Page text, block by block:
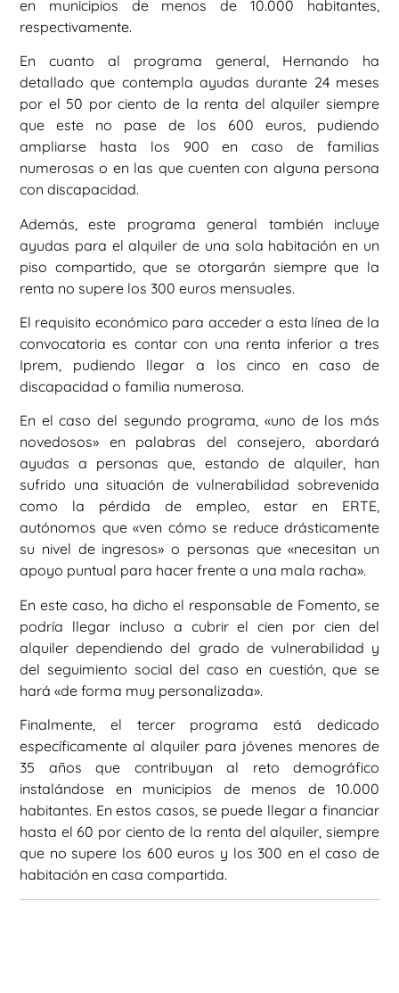
en municipios de menos de 10.000 habitantes,
respectivamente.
En cuanto al programa general, Hernando ha
detallado que contempla ayudas durante 24 meses
por el 50 por ciento de la renta del alquiler siempre
que este no pase de los 600 euros, pudiendo
ampliarse hasta los 900 en caso de familias
numerosas o en las que cuenten con alguna persona
con discapacidad.
Además, este programa general también incluye
ayudas para el alquiler de una sola habitación en un
piso compartido, que se otorgarán siempre que la
renta no supere los 300 euros mensuales.
El requisito económico para acceder a esta línea de la
convocatoria es contar con una renta inferior a tres
Iprem, pudiendo llegar a los cinco en caso de
discapacidad o familia numerosa.
En el caso del segundo programa, «uno de los más
novedosos» en palabras del consejero, abordará
ayudas a personas que, estando de alquiler, han
sufrido una situación de vulnerabilidad sobrevenida
como la pérdida de empleo, estar en ERTE,
autónomos que «ven cómo se reduce drásticamente
su nivel de ingresos» o personas que «necesitan un
apoyo puntual para hacer frente a una mala racha».
En este caso, ha dicho el responsable de Fomento, se
podría llegar incluso a cubrir el cien por cien del
alquiler dependiendo del grado de vulnerabilidad y
del seguimiento social del caso en cuestión, que se
hará «de forma muy personalizada».
Finalmente, el tercer programa está dedicado
específicamente al alquiler para jóvenes menores de
35 años que contribuyan al reto demográfico
instalándose en municipios de menos de 10.000
habitantes. En estos casos, se puede llegar a financiar
hasta el 60 por ciento de la renta del alquiler, siempre
que no supere los 600 euros y los 300 en el caso de
habitación en casa compartida.